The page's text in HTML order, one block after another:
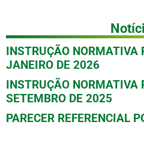
INSTRUÇÃO NORMATIVA
JANEIRO DE 2026
INSTRUÇÃO NORMATIVA
SETEMBRO DE 2025
PARECER REFERENCIAL